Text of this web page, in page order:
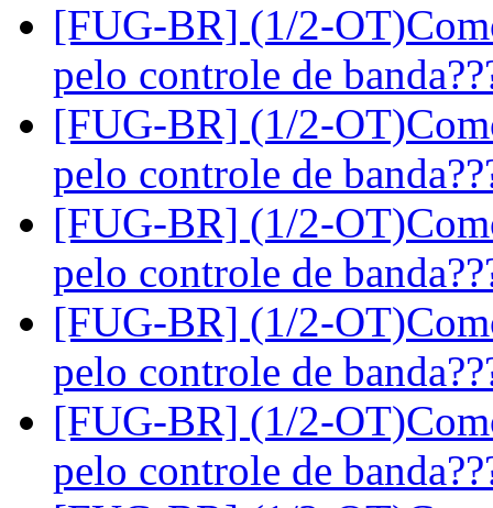
[FUG-BR] (1/2-
pelo controle de
[FUG-BR] (1/2-
pelo controle de
[FUG-BR] (1/2-
pelo controle de
[FUG-BR] (1/2-
pelo controle de
[FUG-BR] (1/2-
pelo controle de